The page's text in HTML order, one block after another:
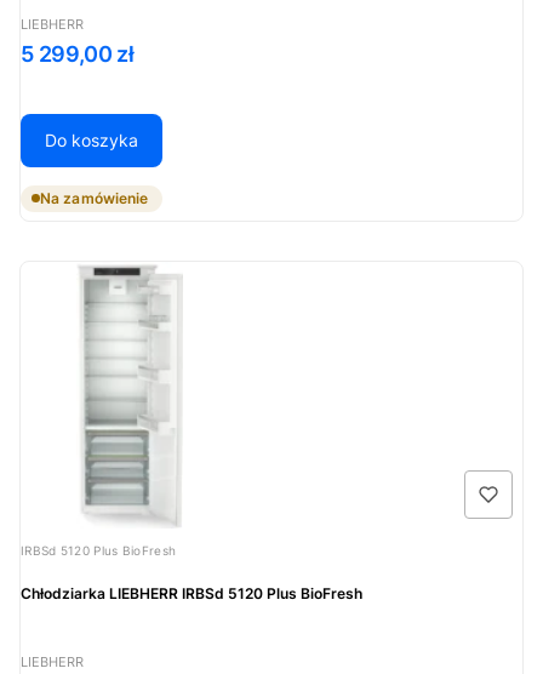
PRODUCENT
LIEBHERR
Cena
5 299,00 zł
Do koszyka
Na zamówienie
Kod produktu
IRBSd 5120 Plus BioFresh
Chłodziarka LIEBHERR IRBSd 5120 Plus BioFresh
PRODUCENT
LIEBHERR